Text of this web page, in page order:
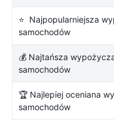
⭐ Najpopularniejsza
samochodów
💰 Najtańsza
samochodów
🏆 Najlepiej oceniana
samochodów